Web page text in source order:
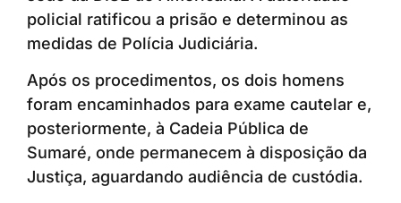
policial ratificou a prisão e determinou as
medidas de Polícia Judiciária.
Após os procedimentos, os dois homens
foram encaminhados para exame cautelar e,
posteriormente, à Cadeia Pública de
Sumaré, onde permanecem à disposição da
Justiça, aguardando audiência de custódia.